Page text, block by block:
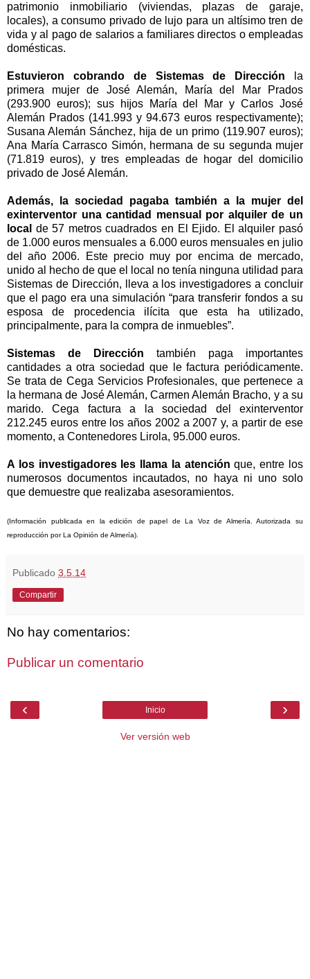
patrimonio inmobiliario (viviendas, plazas de garaje,
locales), a consumo privado de lujo para un altísimo tren de
vida y al pago de salarios a familiares directos o empleadas
domésticas.
Estuvieron cobrando de Sistemas de Dirección la
primera mujer de José Alemán, María del Mar Prados
(293.900 euros); sus hĳos María del Mar y Carlos José
Alemán Prados (141.993 y 94.673 euros respectivamente);
Susana Alemán Sánchez, hĳa de un primo (119.907 euros);
Ana María Carrasco Simón, hermana de su segunda mujer
(71.819 euros), y tres empleadas de hogar del domicilio
privado de José Alemán.
Además, la sociedad pagaba también a la mujer del
exinterventor una cantidad mensual por alquiler de un
local de57 metros cuadrados en El Ejido. El alquiler pasó
de 1.000 euros mensuales a 6.000 euros mensuales en julio
del año 2006. Este precio muy por encima de mercado,
unido al hecho de que el local no tenía ninguna utilidad para
Sistemas de Dirección, lleva a los investigadores a concluir
que el pago era una simulación “para transferir fondos a su
esposa de procedencia ilícita que esta ha utilizado,
principalmente, para la compra de inmuebles”.
Sistemas de Dirección también paga importantes
cantidades a otra sociedad que le factura periódicamente.
Se trata de Cega Servicios Profesionales, que pertenece a
la hermana de José Alemán, Carmen Alemán Bracho, y a su
marido. Cega factura a la sociedad del exinterventor
212.245 euros entre los años 2002 a 2007 y, a partir de ese
momento, a Contenedores Lirola, 95.000 euros.
A los investigadores les llama la atención que, entre los
numerosos documentos incautados, no haya ni uno solo
que demuestre que realizaba asesoramientos.
(Información publicada en la edición de papel deLa Vozde Almería. Autorizada su
reproducción porLa Opinión de Almería).
Publicado 3.5.14
Compartir
No hay comentarios:
Publicar un comentario
‹ ›
Inicio
Ver versión web